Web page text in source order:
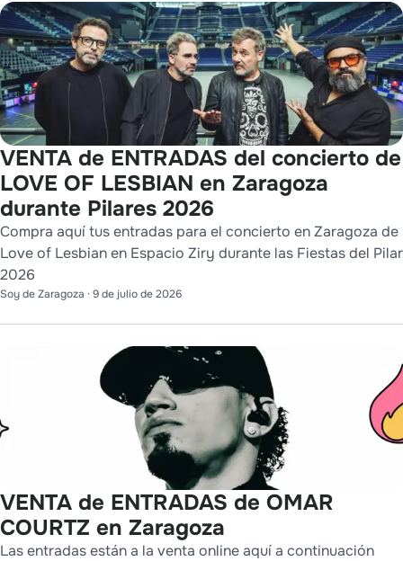
VENTA de ENTRADAS del concierto de
LOVE OF LESBIAN en Zaragoza
durante Pilares 2026
Compra aquí tus entradas para el concierto en Zaragoza de
Love of Lesbian en Espacio Ziry durante las Fiestas del Pilar
2026
Soy de Zaragoza · 9 de julio de 2026
VENTA de ENTRADAS de OMAR
COURTZ en Zaragoza
Las entradas están a la venta online aquí a continuación